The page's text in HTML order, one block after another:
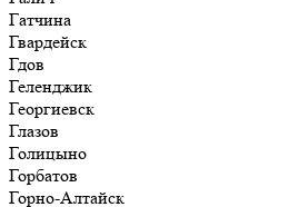
Гатчина
Гвардейск
Гдов
Геленджик
Георгиевск
Глазов
Голицыно
Горбатов
Горно-Алтайск